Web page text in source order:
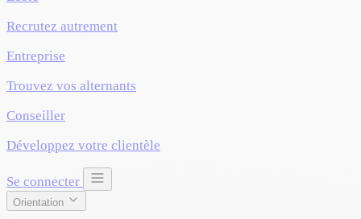
Recrutez autrement
Entreprise
Trouvez vos alternants
Conseiller
Développez votre clientèle
Se connecter
Orientation